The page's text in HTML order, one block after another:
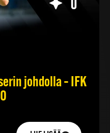
johdolla – IFK